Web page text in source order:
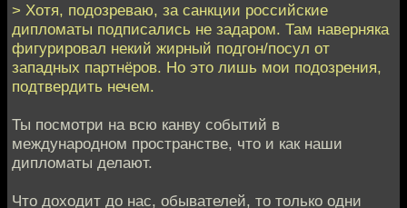
> Хотя, подозреваю, за санкции российские
дипломаты подписались не задаром. Там наверняка
фигурировал некий жирный подгон/посул от
западных партнёров. Но это лишь мои подозрения,
подтвердить нечем.
Ты посмотри на всю канву событий в
международном пространстве, что и как наши
дипломаты делают.
Что доходит до нас, обывателей, то только одни